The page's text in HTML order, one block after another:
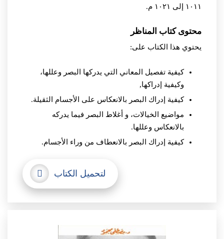
١٠١١ إلى ١٠٢١ م.
محتوى كتاب المناظر
يحتوي هذا الكتاب على:
كيفية تفصيل المعاني التي يدركها البصر وعللها،
وكيفية إدراكها,
كيفية إدراك البصر بالانعكاس على الأجسام الثقيلة.
مواضيع الخيالات، و أغلاط البصر فيما يدركه
بالانعكاس وعللها.
كيفية إدراك البصر بالانعطاف من وراء الأجسام.
لتحميل الكتاب